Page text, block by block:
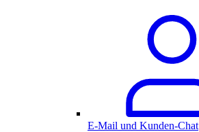
E-Mail und Kunden-Chat